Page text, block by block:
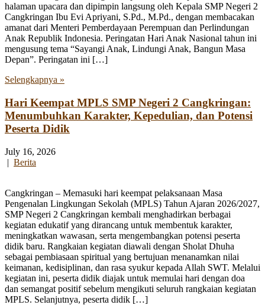
halaman upacara dan dipimpin langsung oleh Kepala SMP Negeri 2
Cangkringan Ibu Evi Apriyani, S.Pd., M.Pd., dengan membacakan
amanat dari Menteri Pemberdayaan Perempuan dan Perlindungan
Anak Republik Indonesia. Peringatan Hari Anak Nasional tahun ini
mengusung tema “Sayangi Anak, Lindungi Anak, Bangun Masa
Depan”. Peringatan ini […]
Selengkapnya »
Hari Keempat MPLS SMP Negeri 2 Cangkringan:
Menumbuhkan Karakter, Kepedulian, dan Potensi
Peserta Didik
July 16, 2026
| Berita
Cangkringan – Memasuki hari keempat pelaksanaan Masa
Pengenalan Lingkungan Sekolah (MPLS) Tahun Ajaran 2026/2027,
SMP Negeri 2 Cangkringan kembali menghadirkan berbagai
kegiatan edukatif yang dirancang untuk membentuk karakter,
meningkatkan wawasan, serta mengembangkan potensi peserta
didik baru. Rangkaian kegiatan diawali dengan Sholat Dhuha
sebagai pembiasaan spiritual yang bertujuan menanamkan nilai
keimanan, kedisiplinan, dan rasa syukur kepada Allah SWT. Melalui
kegiatan ini, peserta didik diajak untuk memulai hari dengan doa
dan semangat positif sebelum mengikuti seluruh rangkaian kegiatan
MPLS. Selanjutnya, peserta didik […]